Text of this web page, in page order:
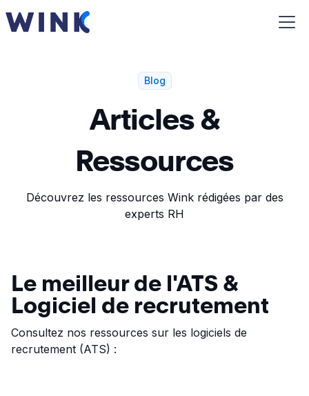
Blog
Articles &
Ressources
Découvrez les ressources Wink rédigées par des
experts RH
Le meilleur de l'ATS &
Logiciel de recrutement
Consultez nos ressources sur les logiciels de
recrutement (ATS) :